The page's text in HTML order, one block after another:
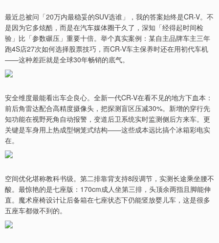
最近总被问「20万内最稳妥的SUV选谁」，我的答案始终是CR-V。不
是因为它多炫酷，而是在汽车媒体圈干久了，深知「经得起时间检
验」比「参数碾压」重要十倍。举个真实案例：某自主品牌车主三年
跑4S店27次如何选择股票技巧，而CR-V车主保养时还在用初代车机
——这种差距就是全球30年畅销的底气。
安全维度最能看出车企良心。全新一代CR-V在看不见的地方下血本：
前后角雷达配合高精度摄像头，把探测盲区压减30%。新增的穿行先
知功能在视野死角自动报警，变道后卫系统实时监测侧后方来车。更
关键是车身用上热成型钢笼式结构——这些成本远比搞个冰箱彩电实
在。
空间优化堪称教科书级。第二排靠背支持8段调节，实测长途乘坐腰不
酸。最惊艳的是七座版：170cm成人坐第三排，头顶余两指且脚能伸
直。魔术座椅设计让后备箱在七座状态下仍能竖放婴儿车，这是很多
五座车都做不到的。